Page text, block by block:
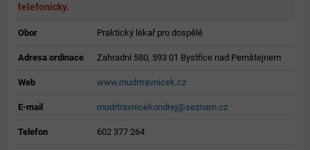
telefonicky.
Obor Praktický lékař pro dospělé
Adresa ordinace Zahradní 580, 593 01 Bystřice nad Pernštejnem
Web www.mudrtravnicek.cz
E-mail mudrtravnicekondrej@seznam.cz
Telefon 602 377 264